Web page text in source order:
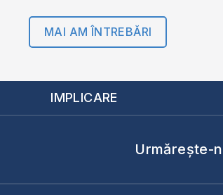
MAI AM ÎNTREBĂRI
IMPLICARE
Urmărește-